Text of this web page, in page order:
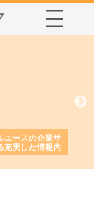
エースの企業サ
充実した情報内